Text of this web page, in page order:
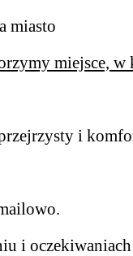
miasto
miejsce,
i
i